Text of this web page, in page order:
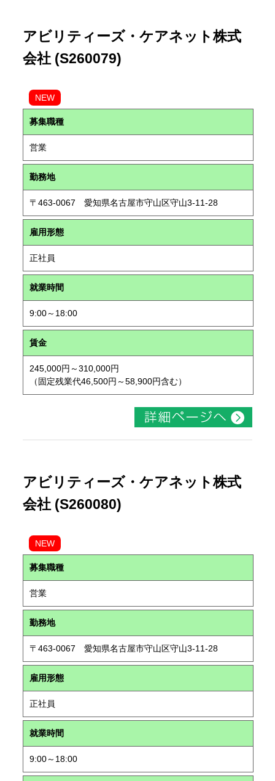
アビリティーズ・ケアネット株式
会社 (S260079)
NEW
募集職種
営業
勤務地
〒463-0067 愛知県名古屋市守山区守山3-11-28
雇用形態
正社員
就業時間
9:00～18:00
賃金
245,000円～310,000円
（固定残業代46,500円～58,900円含む）
アビリティーズ・ケアネット株式
会社 (S260080)
NEW
募集職種
営業
勤務地
〒463-0067 愛知県名古屋市守山区守山3-11-28
雇用形態
正社員
就業時間
9:00～18:00